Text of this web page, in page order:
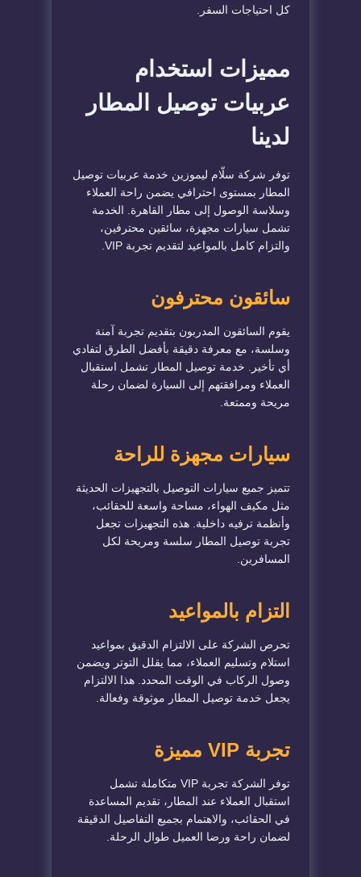
كل احتياجات السفر.
مميزات استخدام
عربيات توصيل المطار
لدينا
توفر شركة سلّام ليموزين خدمة عربيات توصيل
المطار بمستوى احترافي يضمن راحة العملاء
وسلاسة الوصول إلى مطار القاهرة. الخدمة
تشمل سيارات مجهزة، سائقين محترفين،
والتزام كامل بالمواعيد لتقديم تجربة VIP.
سائقون محترفون
يقوم السائقون المدربون بتقديم تجربة آمنة
وسلسة، مع معرفة دقيقة بأفضل الطرق لتفادي
أي تأخير. خدمة توصيل المطار تشمل استقبال
العملاء ومرافقتهم إلى السيارة لضمان رحلة
مريحة وممتعة.
سيارات مجهزة للراحة
تتميز جميع سيارات التوصيل بالتجهيزات الحديثة
مثل مكيف الهواء، مساحة واسعة للحقائب،
وأنظمة ترفيه داخلية. هذه التجهيزات تجعل
تجربة توصيل المطار سلسة ومريحة لكل
المسافرين.
التزام بالمواعيد
تحرص الشركة على الالتزام الدقيق بمواعيد
استلام وتسليم العملاء، مما يقلل التوتر ويضمن
وصول الركاب في الوقت المحدد. هذا الالتزام
يجعل خدمة توصيل المطار موثوقة وفعالة.
تجربة VIP مميزة
توفر الشركة تجربة VIP متكاملة تشمل
استقبال العملاء عند المطار، تقديم المساعدة
في الحقائب، والاهتمام بجميع التفاصيل الدقيقة
لضمان راحة ورضا العميل طوال الرحلة.